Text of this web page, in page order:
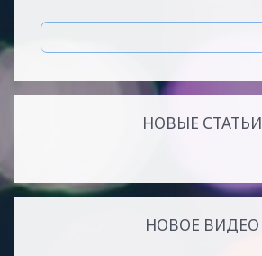
НОВЫЕ СТАТЬИ
НОВОЕ ВИДЕО